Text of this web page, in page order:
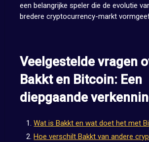
een belangrijke speler die de evolutie
bredere cryptocurrency-markt
Veelgestelde vragen
Bakkt en Bitcoin: Een
diepgaande
Wat is Bakkt en wat doet het met
Hoe verschilt Bakkt van andere